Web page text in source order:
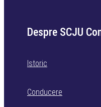
Despre SCJU
Istoric
Conducere